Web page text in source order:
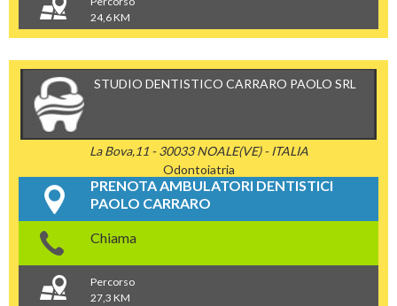
24,6 KM
STUDIO DENTISTICO CARRARO PAOLO SRL
La Bova,11 - 30033 NOALE(VE) - ITALIA
Odontoiatria
PRENOTA AMBULATORI DENTISTICI
PAOLO CARRARO
Chiama
Percorso
27,3 KM